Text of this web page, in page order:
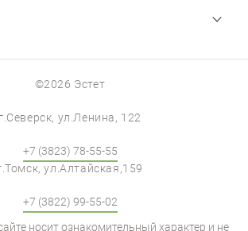
©2026 Эстет
г.Северск, ул.Ленина, 122
+7 (3823) 78-55-55
ул.Алтайская,159
+7 (3822) 99-55-02
носит ознакомительный характер и не
данных (включая
мы используем файлы
«Принять», вы даёте
данных. Подробнее
использования файлов cookieи